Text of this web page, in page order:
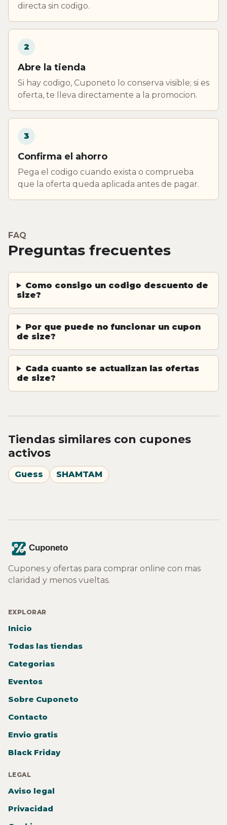
directa sin codigo.
2
Abre la tienda
Si hay codigo, Cuponeto lo conserva visible; si es
oferta, te lleva directamente a la promocion.
3
Confirma el ahorro
Pega el codigo cuando exista o comprueba
que la oferta queda aplicada antes de pagar.
FAQ
Preguntas frecuentes
Como consigo un codigo descuento de
size?
Por que puede no funcionar un cupon
de size?
Cada cuanto se actualizan las ofertas
de size?
Tiendas similares con cupones
activos
Guess SHAMTAM
Cupones y ofertas para comprar online con mas
claridad y menos vueltas.
EXPLORAR
Inicio
Todas las tiendas
Categorias
Eventos
Sobre Cuponeto
Contacto
Envio gratis
Black Friday
LEGAL
Aviso legal
Privacidad